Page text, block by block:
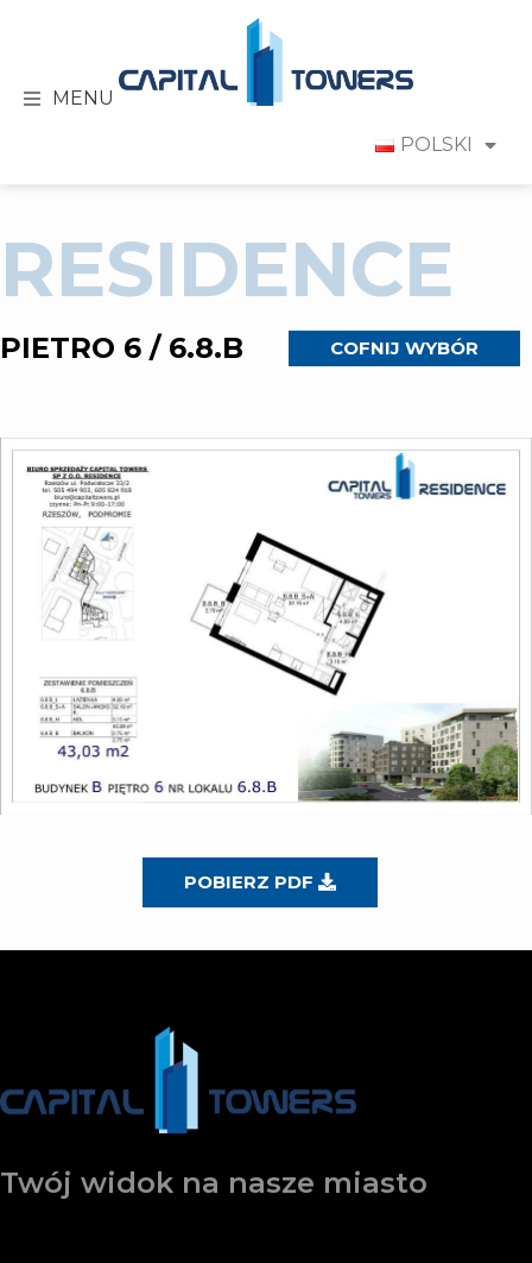
MENU
POLSKI
RESIDENCE
PIETRO 6 / 6.8.B COFNIJ WYBÓR
POBIERZ PDF
Twój widok na nasze miasto